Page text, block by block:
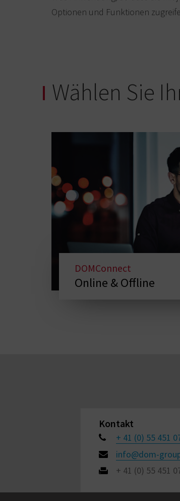
Optionen und Funktionen
Wählen Sie
DOMConnect
Online & Offline
Kontakt
+ 41 (0) 55 451
info@dom-
+ 41 (0) 55 451